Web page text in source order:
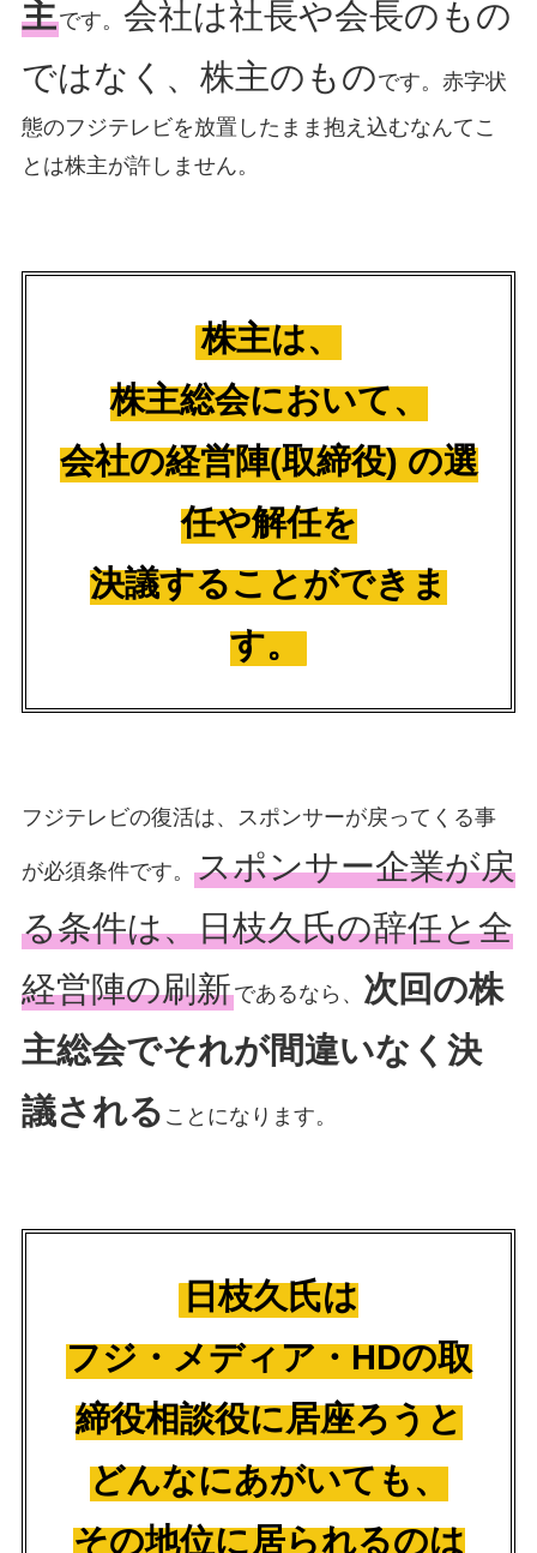
主です。 会社は社長や会長のもの
ではなく、株主のものです。赤字状
態のフジテレビを放置したまま抱え込むなんてこ
とは株主が許しません。
株主は、
株主総会において、
会社の経営陣(取締役) の選
任や解任を
決議することができま
す。
フジテレビの復活は、スポンサーが戻ってくる事
が必須条件です。 スポンサー企業が戻
る条件は、日枝久氏の辞任と全
経営陣の刷新であるなら、 次回の株
主総会でそれが間違いなく決
議される ことになります。
日枝久氏は
フジ・メディア・HDの取
締役相談役に居座ろうと
どんなにあがいても、
その地位に居られるのは